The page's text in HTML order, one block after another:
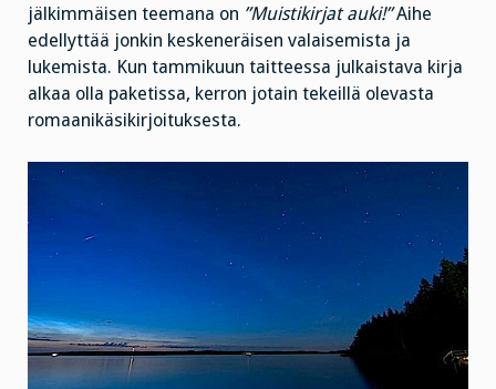
jälkimmäisen teemana on ”Muistikirjat auki!”Aihe
edellyttää jonkin keskeneräisen valaisemista ja
lukemista. Kun tammikuun taitteessa julkaistava kirja
alkaa olla paketissa, kerron jotain tekeillä olevasta
romaanikäsikirjoituksesta.